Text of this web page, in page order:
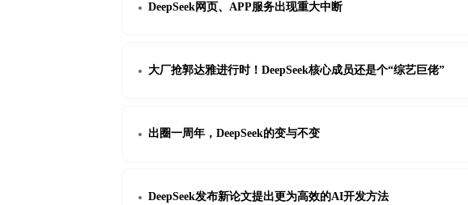
DeepSeek网页、APP服务出现重大中断
大厂抢郭达雅进行时！DeepSeek核心成员还是个“综艺巨佬”
出圈一周年，DeepSeek的变与不变
DeepSeek发布新论文提出更为高效的AI开发方法